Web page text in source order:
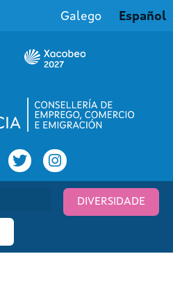
Galego Español
DIVERSIDADE